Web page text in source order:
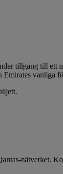
tillgång till
vanliga
nätverket.